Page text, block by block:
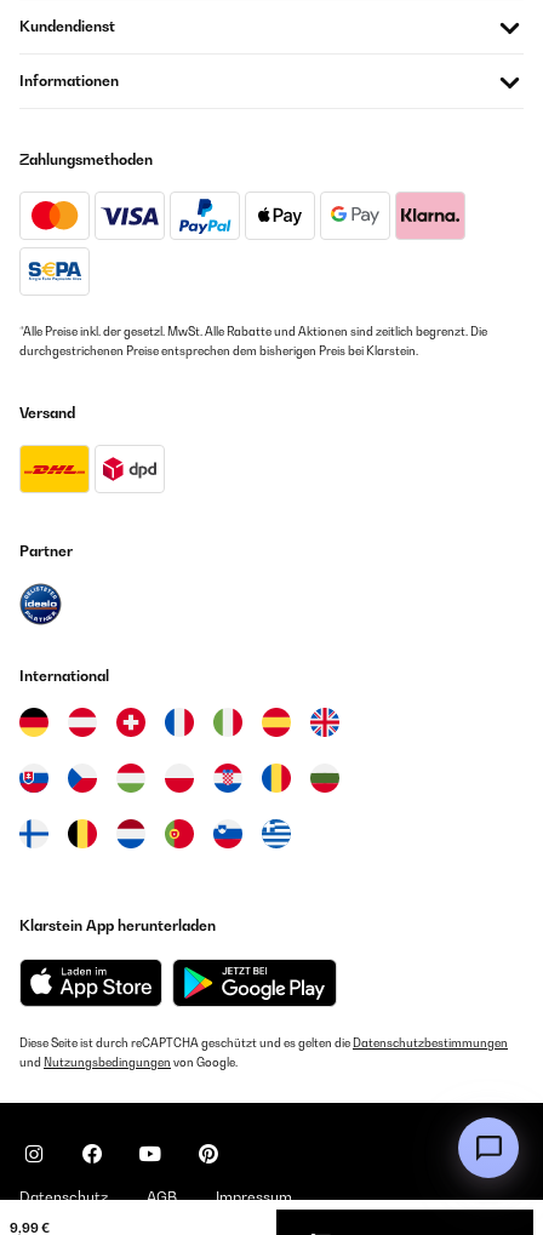
9,99 €
Kundendienst
Informationen
Zahlungsmethoden
*Alle Preise inkl. der gesetzl. MwSt. Alle Rabatte und Aktionen sind zeitlich begrenzt. Die
durchgestrichenen Preise entsprechen dem bisherigen Preis bei Klarstein.
Versand
Partner
International
Klarstein App herunterladen
Diese Seite ist durch reCAPTCHA geschützt und es gelten die Datenschutzbestimmungen
und Nutzungsbedingungen von Google.
Datenschutz AGB Impressum